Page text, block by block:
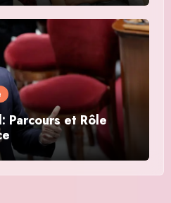
Parcours et Rôle